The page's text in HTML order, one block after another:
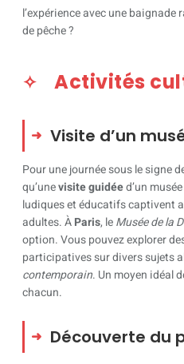
l’expérience avec une
de pêche ?
Activités
Visite d’un
Pour une journée sous le signe
qu’unevisite guidéed’un
ludiques et éducatifs captivent
adultes. ÀParis, leMusée de la
option. Vous pouvez explorer
participatives sur divers sujets
contemporain. Un moyen idéal
chacun.
Découverte du